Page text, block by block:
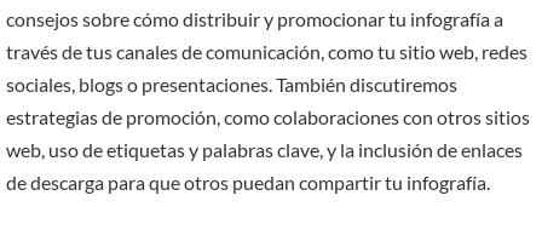
consejos sobre cómo distribuir y promocionar tu infografía a
través de tus canales de comunicación, como tu sitio web, redes
sociales, blogs o presentaciones. También discutiremos
estrategias de promoción, como colaboraciones con otros sitios
web, uso de etiquetas y palabras clave, y la inclusión de enlaces
de descarga para que otros puedan compartir tu infografía.